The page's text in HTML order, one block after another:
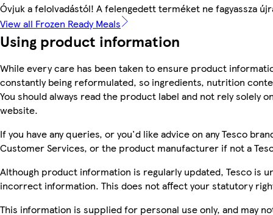
Óvjuk a felolvadástól! A felengedett terméket ne fagyassza
View all Frozen Ready Meals
Using product information
While every care has been taken to ensure product
constantly being reformulated, so ingredients, nutrition
You should always read the product label and not rely solely
website.
If you have any queries, or you'd like advice on any Tesco
Customer Services, or the product manufacturer if not a
Although product information is regularly updated, Tesco is
incorrect information. This does not affect your statutory
This information is supplied for personal use only, and may